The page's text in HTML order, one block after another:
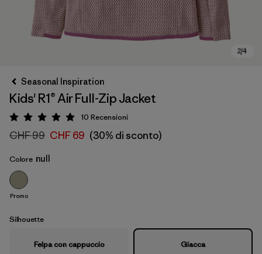
Seasonal Inspiration
Kids' R1® Air Full-Zip Jacket
Valutazione: 5 / 5
10 Recensioni
CHF 99 CHF 69 (30% di sconto)
Colore null
Promo
Silhouette
Felpa con cappuccio Giacca